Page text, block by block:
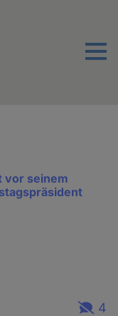
Menu
vor seinem
4